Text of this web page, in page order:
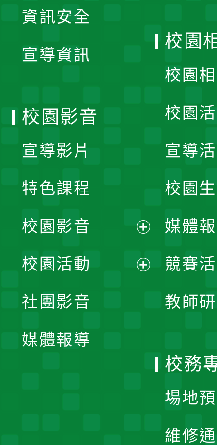
資訊安全
宣導資訊
校園
校園
校園
宣導
校園
媒體
競賽
教師
校園影音
宣導影片
特色課程
校園影音
開
校園活動
社團影音
媒體報導
校務
場地
維修